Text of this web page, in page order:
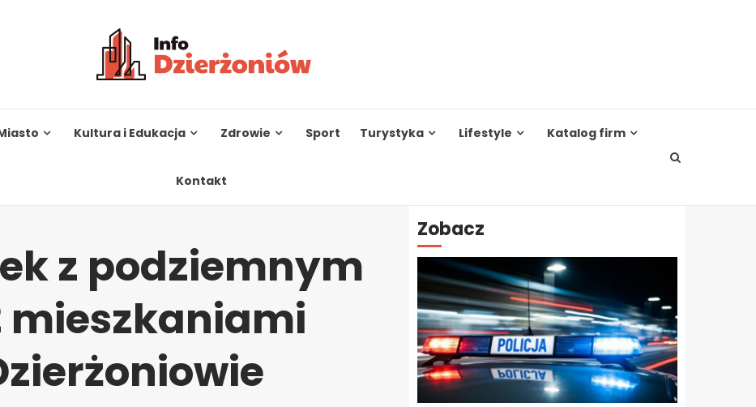
Kultura i Edukacja Zdrowie Sport Turystyka Lifestyle Katalog firm
Kontakt
z podziemnym
mieszkaniami
Zobacz